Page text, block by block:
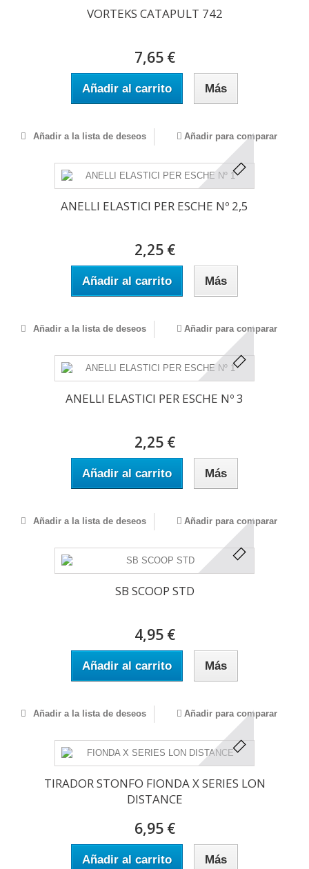
VORTEKS CATAPULT 742
7,65 €
Añadir al carrito Más
Añadir a la lista de deseos Añadir para comparar
ANELLI ELASTICI PER ESCHE Nº 2,5
2,25 €
Añadir al carrito Más
Añadir a la lista de deseos Añadir para comparar
ANELLI ELASTICI PER ESCHE Nº 3
2,25 €
Añadir al carrito Más
Añadir a la lista de deseos Añadir para comparar
SB SCOOP STD
4,95 €
Añadir al carrito Más
Añadir a la lista de deseos Añadir para comparar
TIRADOR STONFO FIONDA X SERIES LON
DISTANCE
6,95 €
Añadir al carrito Más